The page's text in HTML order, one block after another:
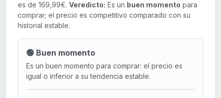
es de 169,99€. Veredicto: Es un buen momento para
comprar; el precio es competitivo comparado con su
historial estable.
🟢 Buen momento
Es un buen momento para comprar: el precio es
igual o inferior a su tendencia estable.